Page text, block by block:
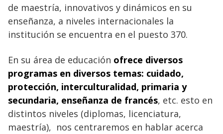
de maestría, innovativos y dinámicos en su
enseñanza, a niveles internacionales la
institución se encuentra en el puesto 370.
En su área de educación ofrece diversos
programas en diversos temas: cuidado,
protección, interculturalidad, primaria y
secundaria, enseñanza de francés, etc. esto en
distintos niveles (diplomas, licenciatura,
maestría), nos centraremos en hablar acerca